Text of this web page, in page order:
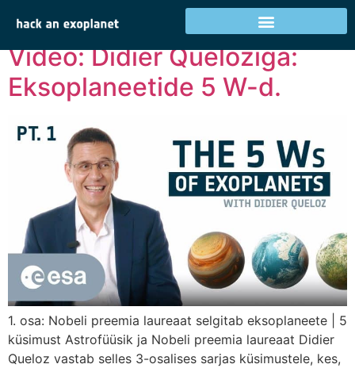
Rubriik: Multimeedia
Video: Didier Queloziga:
Eksoplaneetide 5 W-d.
1. osa: Nobeli preemia laureaat selgitab eksoplaneete | 5
küsimust Astrofüüsik ja Nobeli preemia laureaat Didier
Queloz vastab selles 3-osalises sarjas küsimustele, kes,